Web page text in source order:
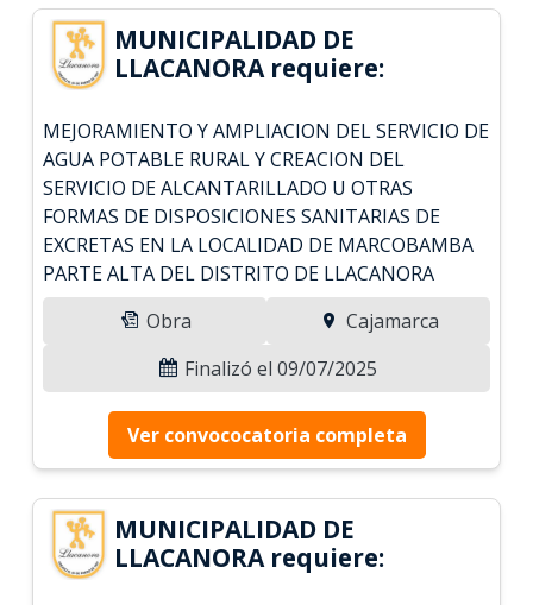
MUNICIPALIDAD DE
LLACANORA requiere:
MEJORAMIENTO Y AMPLIACION DEL SERVICIO DE
AGUA POTABLE RURAL Y CREACION DEL
SERVICIO DE ALCANTARILLADO U OTRAS
FORMAS DE DISPOSICIONES SANITARIAS DE
EXCRETAS EN LA LOCALIDAD DE MARCOBAMBA
PARTE ALTA DEL DISTRITO DE LLACANORA
Obra
Cajamarca
Finalizó el 09/07/2025
Ver convococatoria completa
MUNICIPALIDAD DE
LLACANORA requiere: